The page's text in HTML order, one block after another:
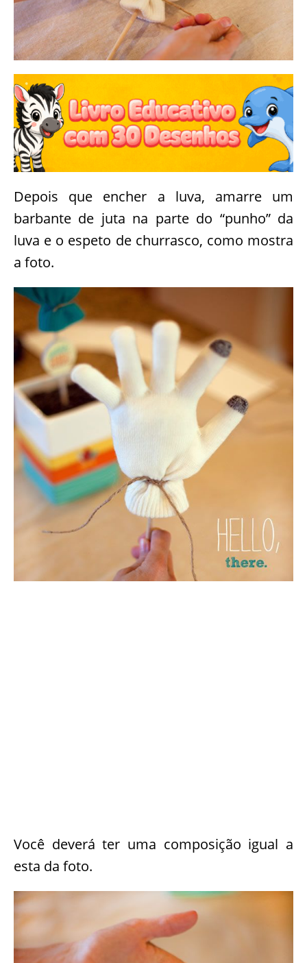
Depois que encher a luva, amarre um
barbante de juta na parte do “punho” da
luva e o espeto de churrasco, como mostra
a foto.